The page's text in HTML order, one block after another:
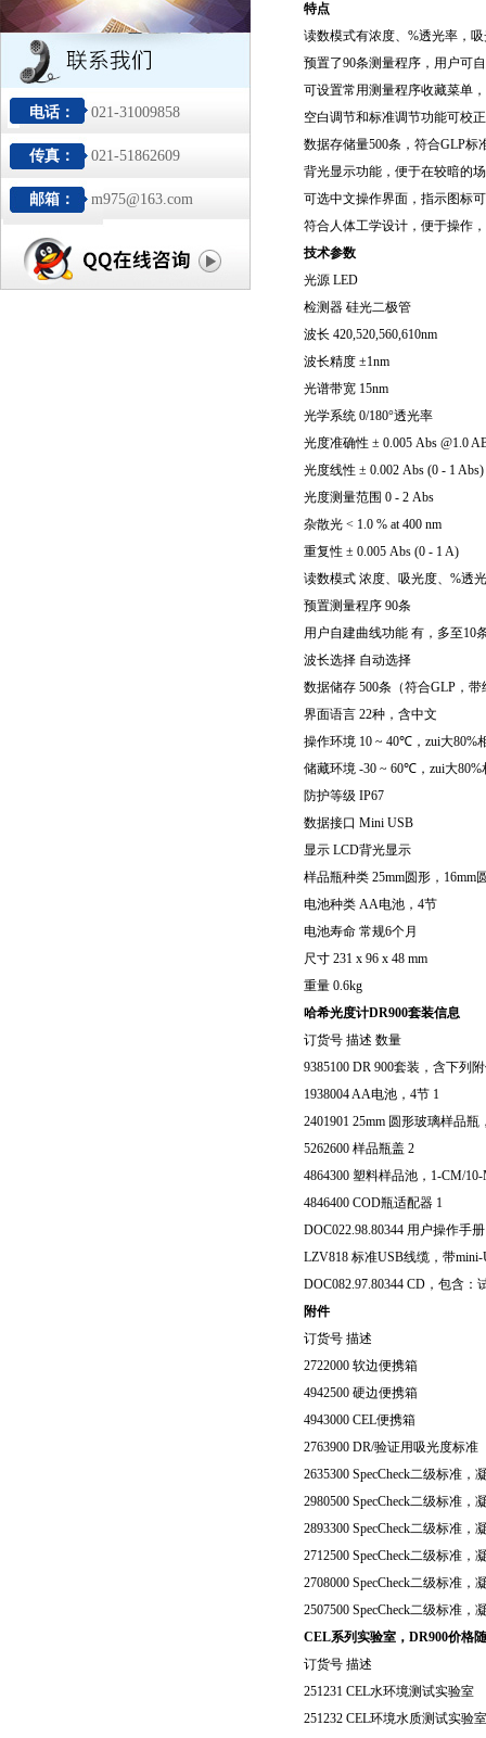
电话： 021-31009858
传真： 021-51862609
邮箱： m975@163.com
特点
读数模式有浓度、 %透光率，
预置了90条测量程序，用户可
可设置常用测量程序收藏菜单
空白调节和标准调节功能可校
数据存储量500条，符合GLP标
背光显示功能，便于在较暗的
可选中文操作界面，指示图标
符合人体工学设计，便于操作，
技术参数
光源 LED
检测器 硅光二极管
波长 420,520,560,610nm
波长精度 ±1nm
光谱带宽 15nm
光学系统 0/180°透光率
光度准确性 ± 0.005 Abs @1.0
光度线性 ± 0.002 Abs (0 - 1 Abs)
光度测量范围 0 - 2 Abs
杂散光 < 1.0 % at 400 nm
重复性 ± 0.005 Abs (0 - 1 A)
读数模式 浓度、吸光度、 %透
预置测量程序 90条
用户自建曲线功能 有，多至10
波长选择 自动选择
数据储存 500条（符合GLP ，
界面语言 22种，含中文
操作环境 10 ~ 40℃，zui大80%
储藏环境 -30 ~ 60℃，zui大80%
防护等级 IP67
数据接口 Mini USB
显示 LCD背光显示
样品瓶种类 25mm圆形， 16mm
电池种类 AA电池， 4节
电池寿命 常规6个月
尺寸 231 x 96 x 48 mm
重量 0.6kg
哈希光度计DR900套装信息
订货号 描述 数量
9385100 DR 900套装，含下列
1938004 AA电池， 4节 1
2401901 25mm 圆形玻璃样品瓶
5262600 样品瓶盖 2
4864300 塑料样品池， 1-CM/
4846400 COD瓶适配器 1
DOC022.98.80344 用户操作手册
LZV818 标准USB线缆，带mini-
DOC082.97.80344 CD ，包含：
附件
订货号 描述
2722000 软边便携箱
4942500 硬边便携箱
4943000 CEL便携箱
2763900 DR/验证用吸光度标准
2635300 SpecCheck二级标准，
2980500 SpecCheck二级标准，
2893300 SpecCheck二级标准，
2712500 SpecCheck二级标准，
2708000 SpecCheck二级标准，
2507500 SpecCheck二级标准，
CEL系列实验室，DR900价格
订货号 描述
251231 CEL水环境测试实验室
251232 CEL环境水质测试实验室